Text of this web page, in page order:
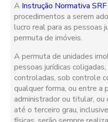
A Instrução Normativa
procedimentos a serem
lucro real para as pessoas
permuta de imóveis.
A permuta de unidades
pessoas jurídicas
controladas, sob controle
qualquer forma, ou entre a
administrador ou titular, ou
até o terceiro grau,